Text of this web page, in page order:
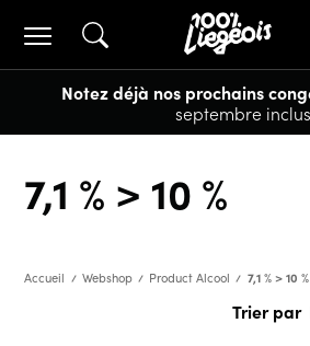
Notez déjà nos prochains
septembre
7,1 % > 10 %
Accueil Webshop Product Alcool 7,1 % > 10 %
Trier par